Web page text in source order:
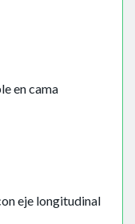
en cama
eje longitudinal